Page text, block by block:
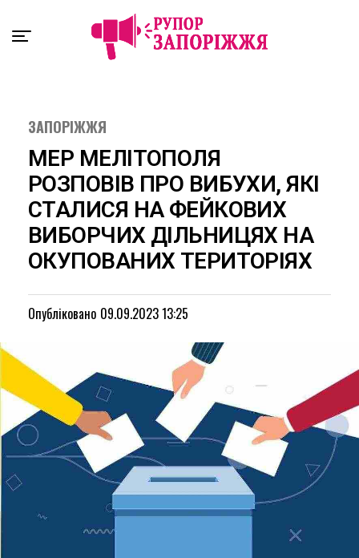
ЗАПОРІЖЖЯ
МЕР МЕЛІТОПОЛЯ
РОЗПОВІВ ПРО ВИБУХИ, ЯКІ
СТАЛИСЯ НА ФЕЙКОВИХ
ВИБОРЧИХ ДІЛЬНИЦЯХ НА
ОКУПОВАНИХ ТЕРИТОРІЯХ
Опубліковано 09.09.2023 13:25
Exit mobile version